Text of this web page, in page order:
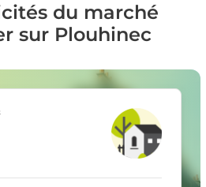
du marché
sur Plouhinec